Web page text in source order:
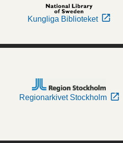
Kungliga Biblioteket
Regionarkivet Stockholm